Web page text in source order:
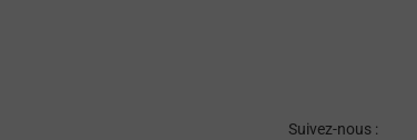
Suivez-nous :